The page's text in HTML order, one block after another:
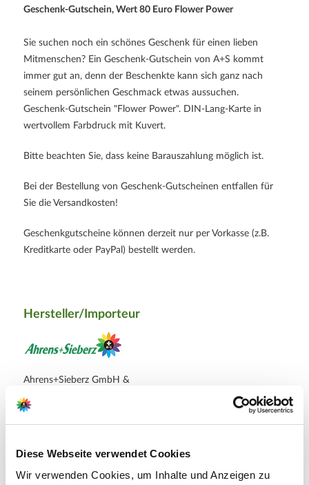
Diese Webseite verwendet Cookies
Wir verwenden Cookies, um Inhalte und Anzeigen zu
Geschenk-Gutschein, Wert 80 Euro Flower Power
Sie suchen noch ein schönes Geschenk für einen lieben
Mitmenschen? Ein Geschenk-Gutschein von A+S kommt
immer gut an, denn der Beschenkte kann sich ganz nach
seinem persönlichen Geschmack etwas aussuchen.
Geschenk-Gutschein "Flower Power". DIN-Lang-Karte in
wertvollem Farbdruck mit Kuvert.
Bitte beachten Sie, dass keine Barauszahlung möglich ist.
Bei der Bestellung von Geschenk-Gutscheinen entfallen für
Sie die Versandkosten!
Geschenkgutscheine können derzeit nur per Vorkasse (z.B.
Kreditkarte oder PayPal) bestellt werden.
Hersteller/Importeur
Ahrens+Sieberz GmbH &
Co KG
Hauptstr. 440
E-Mail: info@as-garten.de
Webseite: https://www.as-